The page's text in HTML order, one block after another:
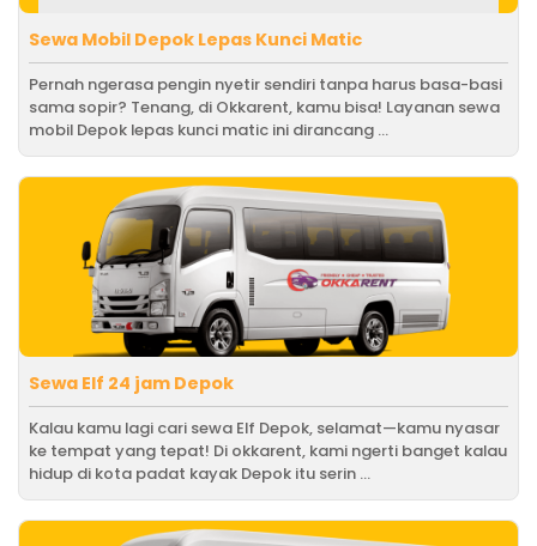
Sewa Mobil Depok Lepas Kunci Matic
Pernah ngerasa pengin nyetir sendiri tanpa harus basa-basi
sama sopir? Tenang, di Okkarent, kamu bisa! Layanan sewa
mobil Depok lepas kunci matic ini dirancang ...
Sewa Elf 24 jam Depok
Kalau kamu lagi cari sewa Elf Depok, selamat—kamu nyasar
ke tempat yang tepat! Di okkarent, kami ngerti banget kalau
hidup di kota padat kayak Depok itu serin ...